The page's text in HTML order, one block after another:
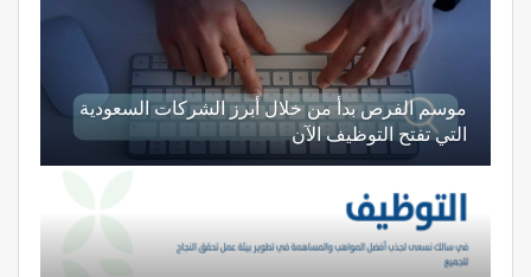
موسم الفرص بدأ من خلال أبرز الشركات السعودية
التي تفتح التوظيف الآن